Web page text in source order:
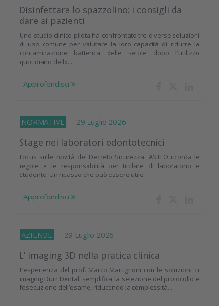
Disinfettare lo spazzolino: i consigli da
dare ai pazienti
Uno studio clinico pilota ha confrontato tre diverse soluzioni
di uso comune per valutare la loro capacità di ridurre la
contaminazione batterica delle setole dopo l'utilizzo
quotidiano dello...
Approfondisci
NORMATIVE 29 Luglio 2026
Stage nei laboratori odontotecnici
Focus sulle novità del Decreto Sicurezza. ANTLO ricorda le
regole e le responsabilità per titolare di laboratorio e
studente. Un ripasso che può essere utile
Approfondisci
AZIENDE 29 Luglio 2026
L’ imaging 3D nella pratica clinica
L’esperienza del prof. Marco Martignoni con le soluzioni di
imaging Dürr Dental: semplifica la selezione del protocollo e
l’esecuzione dell’esame, riducendo la complessità...